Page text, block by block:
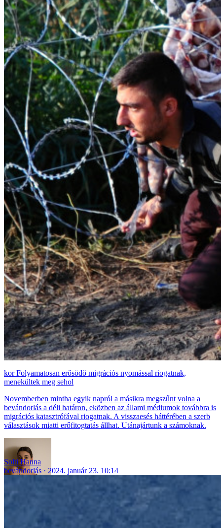
Folyamatosan erősödő migrációs nyomással riogatnak,
menekültek meg sehol
Novemberben mintha egyik napról a másikra megszűnt volna a
bevándorlás a déli határon, eközben az állami médiumok továbbra is
migrációs katasztrófával riogatnak. A visszaesés háttérében a szerb
választások miatti erőfitogtatás állhat. Utánajártunk a számoknak.
Solti Hanna
bevándorlás
2024. január 23. 10:14